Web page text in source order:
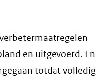
en uitgevoerd. En
totdat volledig